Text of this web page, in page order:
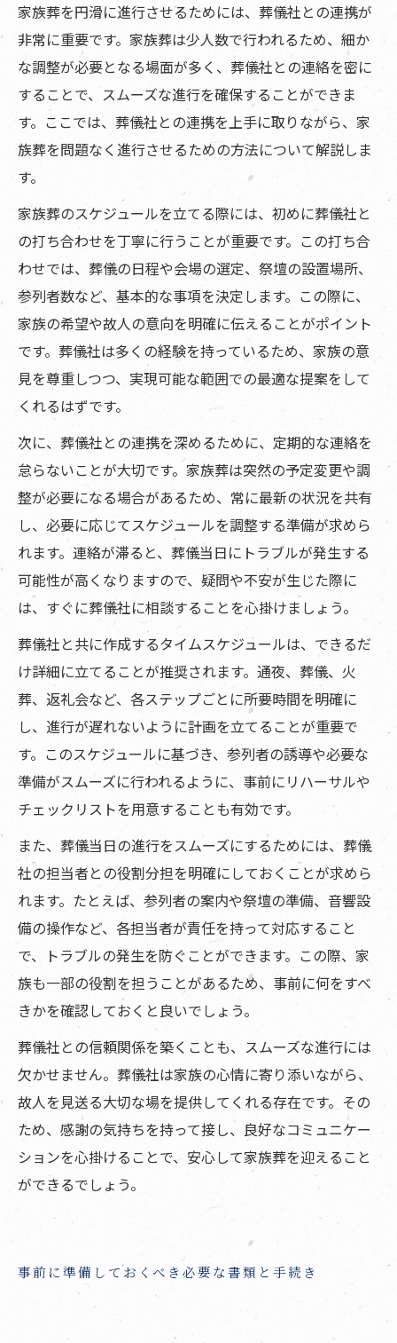
家族葬を円滑に進行させるためには、葬儀社との連携が
非常に重要です。家族葬は少人数で行われるため、細か
な調整が必要となる場面が多く、葬儀社との連絡を密に
することで、スムーズな進行を確保することができま
す。ここでは、葬儀社との連携を上手に取りながら、家
族葬を問題なく進行させるための方法について解説しま
す。
家族葬のスケジュールを立てる際には、初めに葬儀社と
の打ち合わせを丁寧に行うことが重要です。この打ち合
わせでは、葬儀の日程や会場の選定、祭壇の設置場所、
参列者数など、基本的な事項を決定します。この際に、
家族の希望や故人の意向を明確に伝えることがポイント
です。葬儀社は多くの経験を持っているため、家族の意
見を尊重しつつ、実現可能な範囲での最適な提案をして
くれるはずです。
次に、葬儀社との連携を深めるために、定期的な連絡を
怠らないことが大切です。家族葬は突然の予定変更や調
整が必要になる場合があるため、常に最新の状況を共有
し、必要に応じてスケジュールを調整する準備が求めら
れます。連絡が滞ると、葬儀当日にトラブルが発生する
可能性が高くなりますので、疑問や不安が生じた際に
は、すぐに葬儀社に相談することを心掛けましょう。
葬儀社と共に作成するタイムスケジュールは、できるだ
け詳細に立てることが推奨されます。通夜、葬儀、火
葬、返礼会など、各ステップごとに所要時間を明確に
し、進行が遅れないように計画を立てることが重要で
す。このスケジュールに基づき、参列者の誘導や必要な
準備がスムーズに行われるように、事前にリハーサルや
チェックリストを用意することも有効です。
また、葬儀当日の進行をスムーズにするためには、葬儀
社の担当者との役割分担を明確にしておくことが求めら
れます。たとえば、参列者の案内や祭壇の準備、音響設
備の操作など、各担当者が責任を持って対応すること
で、トラブルの発生を防ぐことができます。この際、家
族も一部の役割を担うことがあるため、事前に何をすべ
きかを確認しておくと良いでしょう。
葬儀社との信頼関係を築くことも、スムーズな進行には
欠かせません。葬儀社は家族の心情に寄り添いながら、
故人を見送る大切な場を提供してくれる存在です。その
ため、感謝の気持ちを持って接し、良好なコミュニケー
ションを心掛けることで、安心して家族葬を迎えること
ができるでしょう。
事前に準備しておくべき必要な書類と手続き